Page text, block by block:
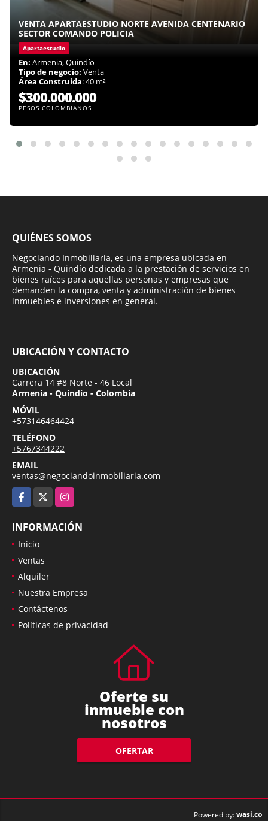
VENTA APARTAESTUDIO NORTE AVENIDA CENTENARIO
SECTOR COMANDO POLICIA
Apartaestudio
En: Armenia, Quindío
Tipo de negocio: Venta
Área Construida: 40 m²
$300.000.000
PESOS COLOMBIANOS
QUIÉNES SOMOS
Negociando Inmobiliaria, es una empresa ubicada en
Armenia - Quindío dedicada a la prestación de servicios en
bienes raíces para aquellas personas y empresas que
demanden la compra, venta y administración de bienes
inmuebles e inversiones en general.
UBICACIÓN Y CONTACTO
UBICACIÓN
Carrera 14 #8 Norte - 46 Local
Armenia - Quindío - Colombia
MÓVIL
+573146464424
TELÉFONO
+5767344222
EMAIL
ventas@negociandoinmobiliaria.com
Facebook
Instagram
INFORMACIÓN
Inicio
Ventas
Alquiler
Nuestra Empresa
Contáctenos
Políticas de privacidad
Oferte su
inmueble con
nosotros
OFERTAR
Powered by:wasi.co